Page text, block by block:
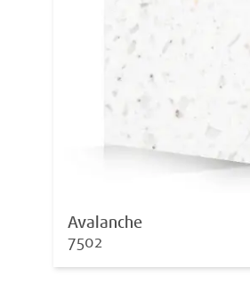
Avalanche
7502